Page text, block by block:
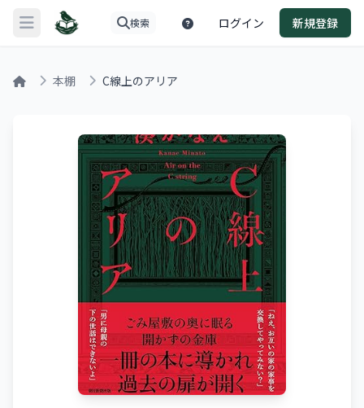
メニューを開く 検索 ログイン 新規登録
本棚 C線上のアリア